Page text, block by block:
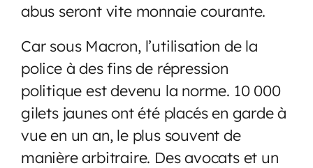
abus seront vite monnaie courante.
Car sous Macron, l’utilisation de la
police à des fins de répression
politique est devenu la norme. 10 000
gilets jaunes ont été placés en garde à
vue en un an, le plus souvent de
manière arbitraire. Des avocats et un